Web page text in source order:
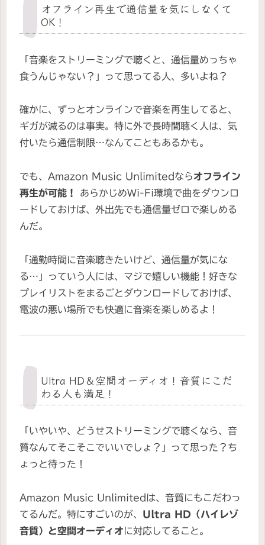
オフライン再生で通信量を気にしなくて
OK！
「音楽をストリーミングで聴くと、通信量めっちゃ
食うんじゃない？」って思ってる人、多いよね？
確かに、ずっとオンラインで音楽を再生してると、
ギガが減るのは事実。特に外で長時間聴く人は、気
付いたら通信制限…なんてこともあるかも。
でも、Amazon Music Unlimitedならオフライン
再生が可能！
あらかじめWi-Fi環境で曲をダウンロ
ードしておけば、外出先でも通信量ゼロで楽しめる
んだ。
「通勤時間に音楽聴きたいけど、通信量が気にな
る…」っていう人には、マジで嬉しい機能！好きな
プレイリストをまるごとダウンロードしておけば、
電波の悪い場所でも快適に音楽を楽しめるよ！
Ultra HD＆空間オーディオ！音質にこだ
わる人も満足！
「いやいや、どうせストリーミングで聴くなら、音
質なんてそこそこでいいでしょ？」って思った？ち
ょっと待った！
Amazon Music Unlimitedは、音質にもこだわっ
てるんだ。特にすごいのが、 Ultra HD（ハイレゾ
音質）と空間オーディオに対応してること。